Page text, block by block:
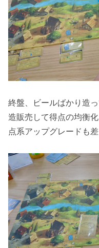
終盤、ビールばかり造
造販売して得点の均衡
点系アップグレードも差